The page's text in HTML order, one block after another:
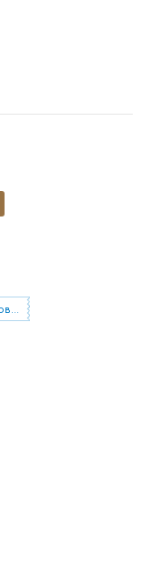
дополнительное образование